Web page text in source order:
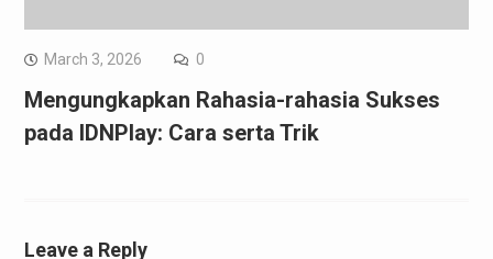
March 3, 2026 0
Mengungkapkan Rahasia-rahasia Sukses
pada IDNPlay: Cara serta Trik
Leave a Reply